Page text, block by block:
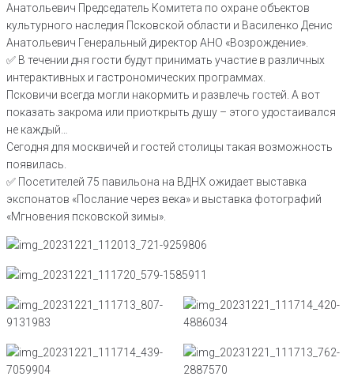
Анатольевич Председатель Комитета по охране объектов
культурного наследия Псковской области и Василенко Денис
Анатольевич Генеральный директор АНО «Возрождение».
✅ В течении дня гости будут принимать участие в различных
интерактивных и гастрономических программах.
Псковичи всегда могли накормить и развлечь гостей. А вот
показать закрома или приоткрыть душу – этого удостаивался
не каждый…
Сегодня для москвичей и гостей столицы такая возможность
появилась.
✅ Посетителей 75 павильона на ВДНХ ожидает выставка
экспонатов «Послание через века» и выставка фотографий
«Мгновения псковской зимы».